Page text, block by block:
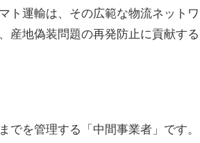
ト運輸は、その広範な物流ネットワ
産地偽装問題の再発防止に貢献する
を管理する「中間事業者」です。